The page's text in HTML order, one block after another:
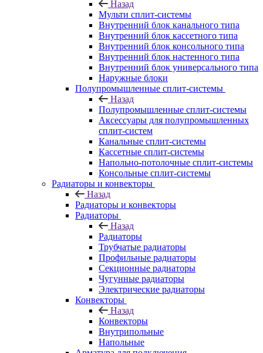
Назад
Мульти сплит-системы
Внутренний блок канального типа
Внутренний блок кассетного типа
Внутренний блок консольного типа
Внутренний блок настенного типа
Внутренний блок универсального типа
Наружные блоки
Полупромышленные сплит-системы
Назад
Полупромышленные сплит-системы
Аксессуары для полупромышленных
сплит-систем
Канальные сплит-системы
Кассетные сплит-системы
Напольно-потолочные сплит-системы
Консольные сплит-системы
Радиаторы и конвекторы
Назад
Радиаторы и конвекторы
Радиаторы
Назад
Радиаторы
Трубчатые радиаторы
Профильные радиаторы
Секционные радиаторы
Чугунные радиаторы
Электрические радиаторы
Конвекторы
Назад
Конвекторы
Внутрипольные
Напольные